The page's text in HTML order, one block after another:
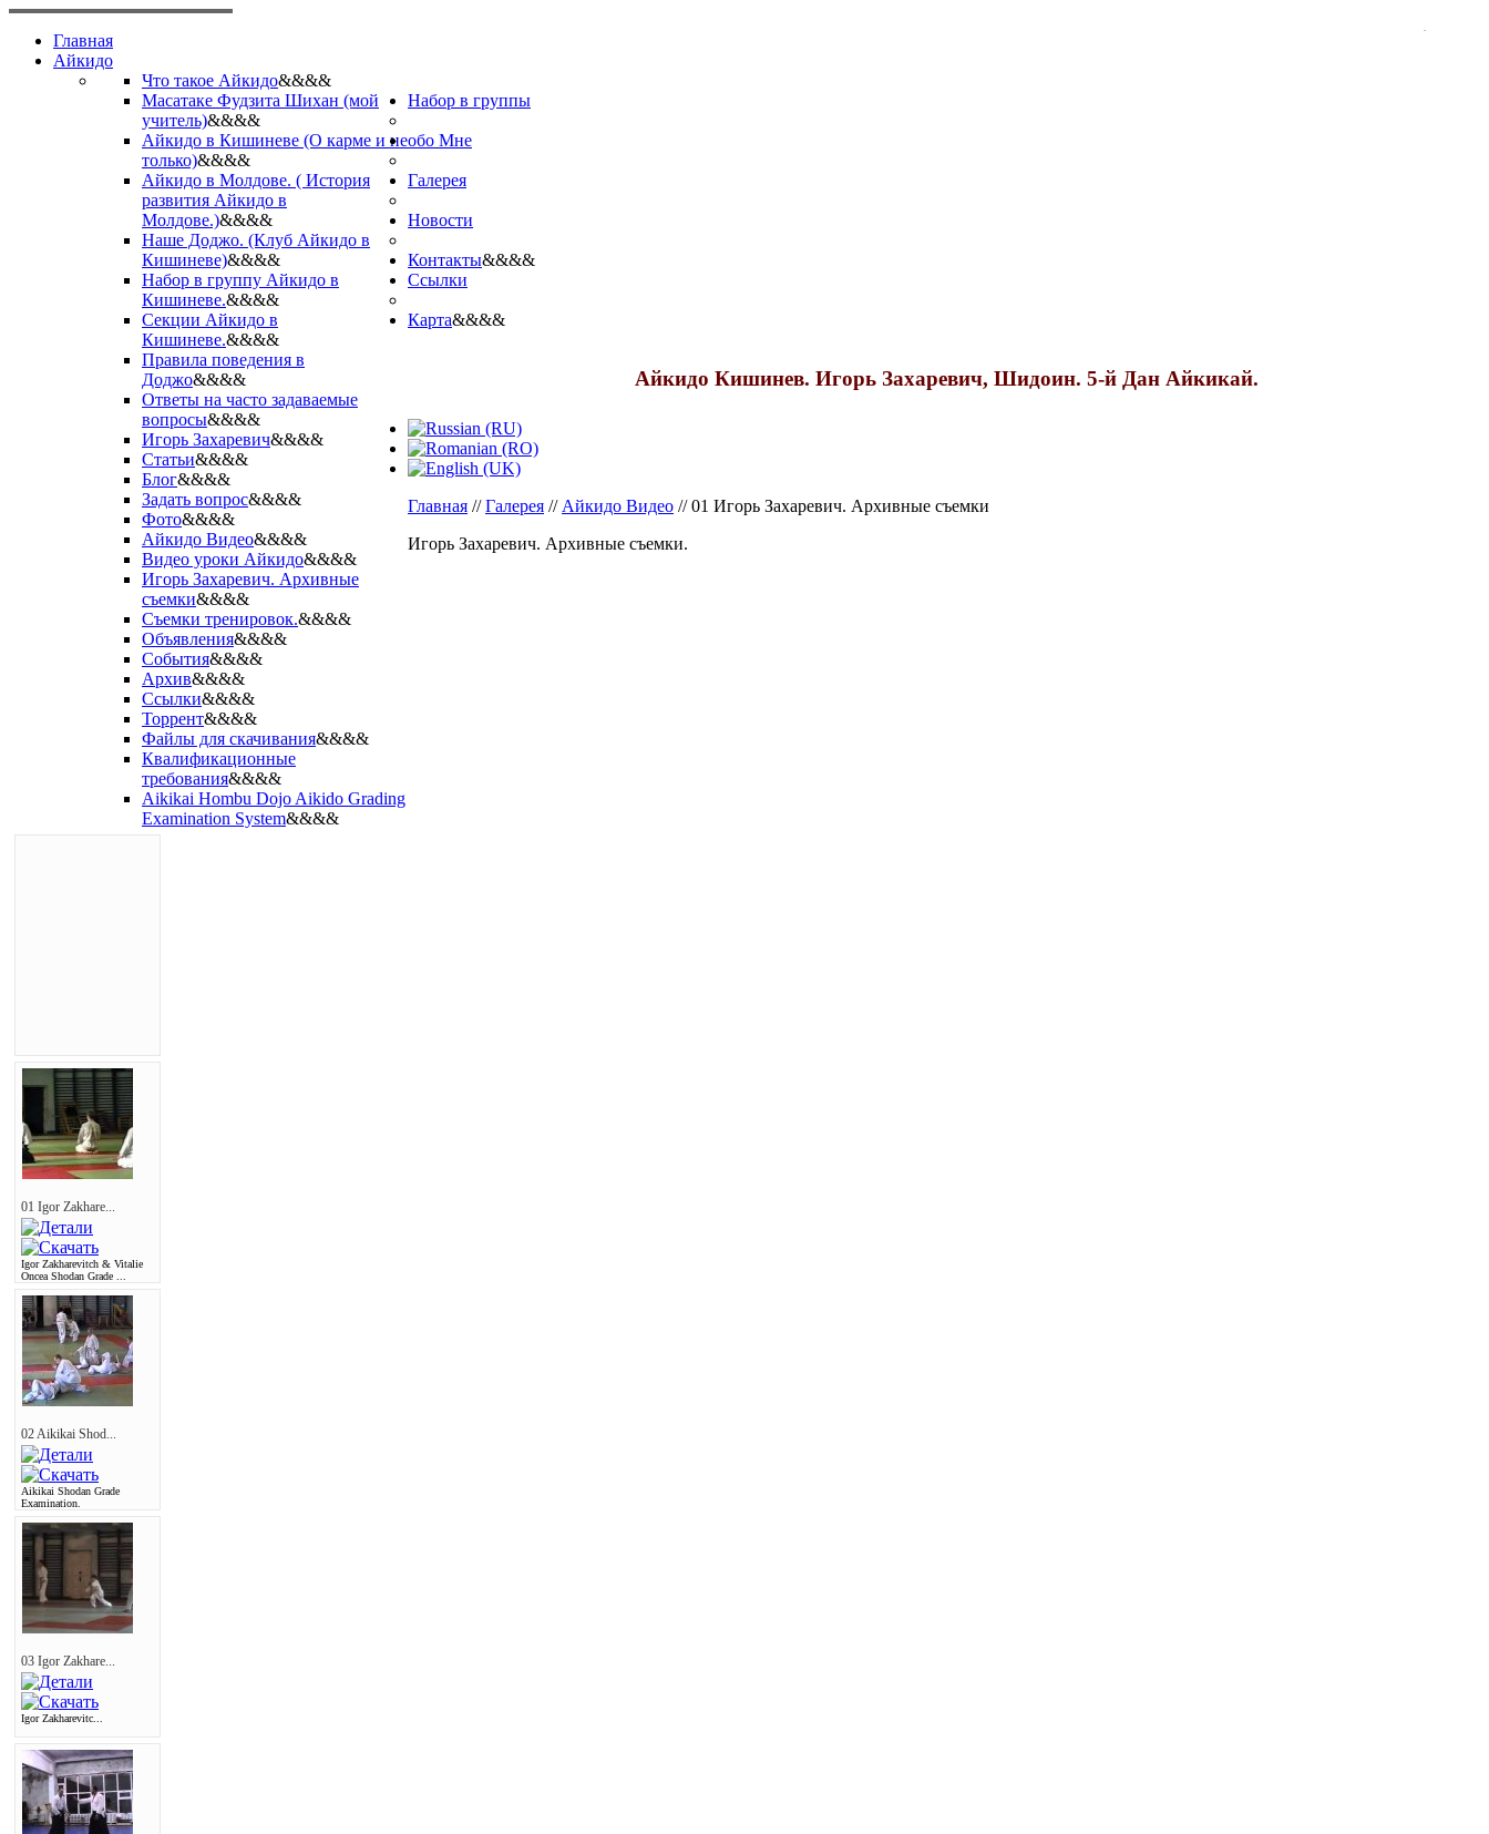
.
Главная
Айкидо
Что такое Айкидо&&&&
Масатаке Фудзита Шихан (мой
учитель)&&&&
Айкидо в Кишиневе (О карме и не
только)&&&&
Айкидо в Молдове. ( История
развития Айкидо в
Молдове.)&&&&
Наше Доджо. (Клуб Айкидо в
Кишиневе)&&&&
Набор в группы
Набор в группу Айкидо в
Кишиневе.&&&&
Секции Айкидо в
Кишиневе.&&&&
Правила поведения в
Доджо&&&&
Ответы на часто задаваемые
вопросы&&&&
обо Мне
Игорь Захаревич&&&&
Статьи&&&&
Блог&&&&
Задать вопрос&&&&
Галерея
Фото&&&&
Айкидо Видео&&&&
Видео уроки Айкидо&&&&
Игорь Захаревич. Архивные
съемки&&&&
Съемки тренировок.&&&&
Новости
Объявления&&&&
События&&&&
Архив&&&&
Контакты&&&&
Ссылки
Ссылки&&&&
Торрент&&&&
Файлы для скачивания&&&&
Квалификационные
требования&&&&
Aikikai Hombu Dojo Aikido Grading
Examination System&&&&
Карта&&&&
Айкидо Кишинев. Игорь Захаревич, Шидоин. 5-й Дан Айкикай.
Главная //Галерея // Айкидо Видео //01 Игорь Захаревич. Архивные съемки
Игорь Захаревич. Архивные съемки.
01 Igor Zakhare...
Igor Zakharevitch & Vitalie
Oncea Shodan Grade ...
02 Aikikai Shod...
Aikikai Shodan Grade
Examination.
03 Igor Zakhare...
Igor Zakharevitc...